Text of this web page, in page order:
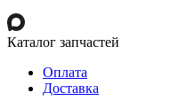
Каталог запчастей
Оплата
Доставка